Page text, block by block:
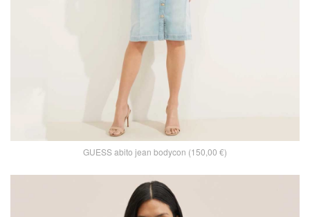
GUESS abito jean bodycon (150,00 €)